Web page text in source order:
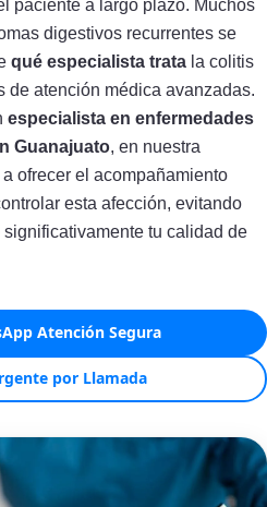
paciente a largo plazo. Muchos
digestivos recurrentes se
qué especialista trata la colitis
de atención médica avanzadas.
especialista en enfermedades
Guanajuato, en nuestra
ofrecer el acompañamiento
esta afección, evitando
tu calidad de
Atención Segura
por Llamada